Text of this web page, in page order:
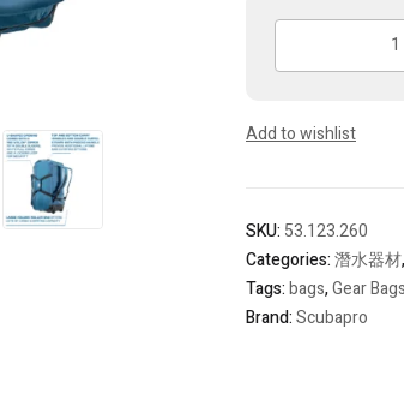
Scubapro
quantity
Add to wishlist
SKU: 53.123.260
Categories:潛水器材,
Tags:bags,Gear Bags
Brand:Scubapro